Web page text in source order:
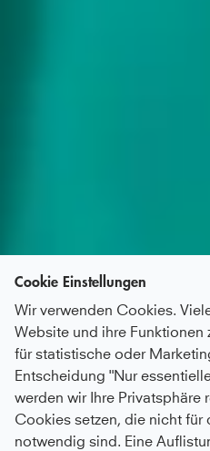
Cookie Einstellungen
Wir verwenden Cookies.
Website und ihre Funktionen
für statistische oder
Entscheidung "Nur
werden wir Ihre Privatsphäre
Cookies setzen, die nicht für
notwendig sind. Eine